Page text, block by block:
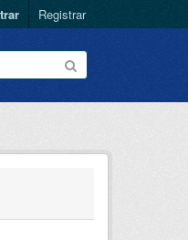
Registrar